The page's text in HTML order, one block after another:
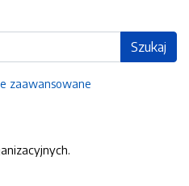
Szukaj
zaawansowane